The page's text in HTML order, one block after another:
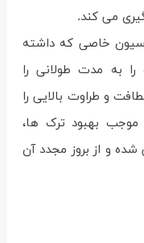
می کند.
خاصی که داشته
به مدت طولانی را
و طراوت بالایی را
موجب بهبود ترک ها،
و از بروز مجدد آن